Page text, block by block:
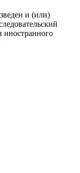
и (или)
иностранного